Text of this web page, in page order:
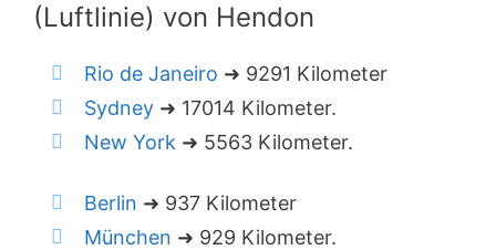
(Luftlinie) von Hendon
Rio de Janeiro ➜ 9291 Kilometer
Sydney ➜ 17014 Kilometer.
New York ➜ 5563 Kilometer.
Berlin ➜ 937 Kilometer
München ➜ 929 Kilometer.